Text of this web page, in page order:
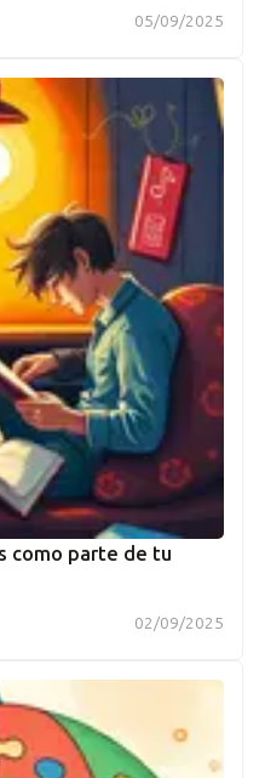
05/09/2025
como parte de tu
02/09/2025